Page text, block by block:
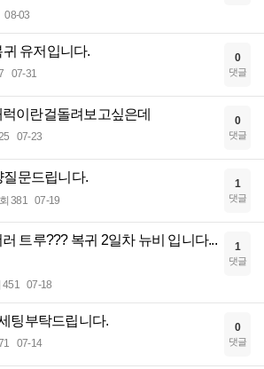
08-03
유저입니다.
07-31
0
댓글
이란걸돌려보고싶은데
07-23
0
댓글
질문드립니다.
381 07-19
1
댓글
트루??? 복귀 2일차 뉴비 입니다...
451 07-18
1
댓글
팅부탁드립니다.
07-14
0
댓글